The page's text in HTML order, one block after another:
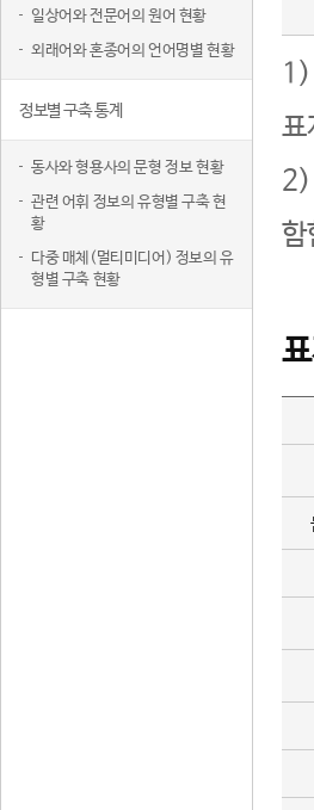
일상어와 전문어의 원어 현황
외래어와 혼종어의 언어명별 현황
정보별 구축 통계
동사와 형용사의 문형 정보 현황
관련 어휘 정보의 유형별 구축 현
황
다중 매체(멀티미디어) 정보의 유
형별 구축 현황
1)
표
2)
함